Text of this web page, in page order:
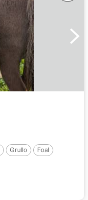
Grullo
Foal